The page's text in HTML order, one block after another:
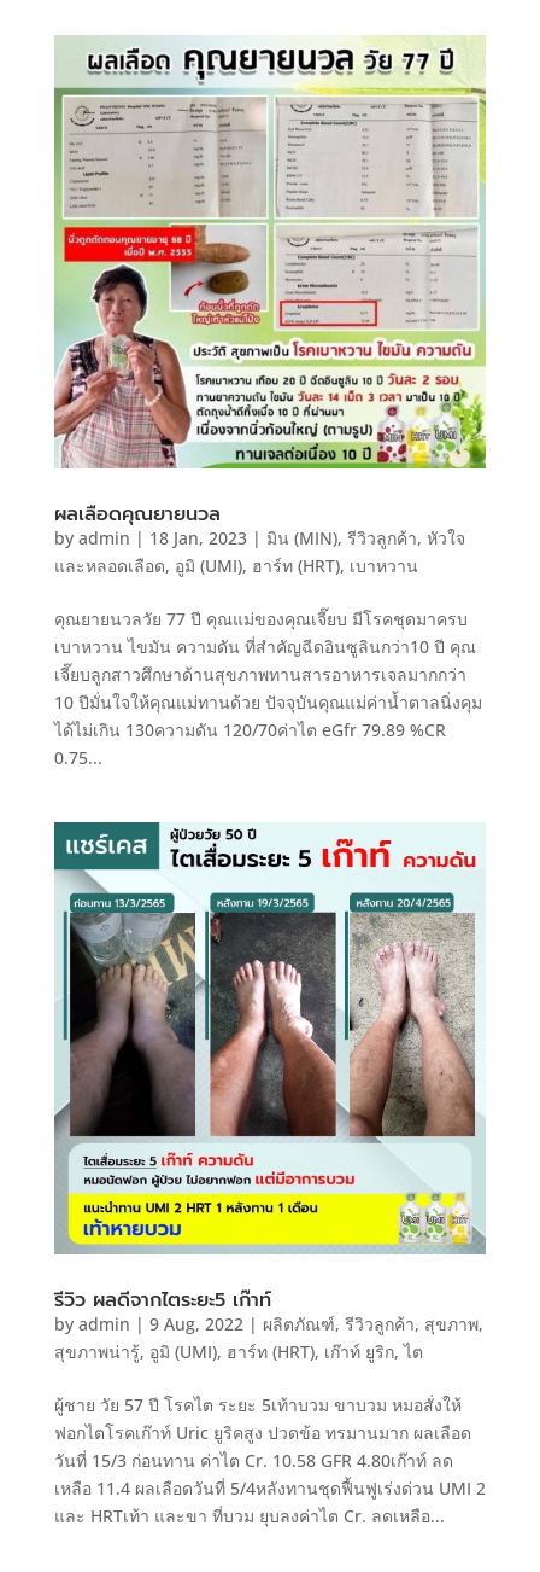
ผลเลือดคุณยายนวล
by admin | 18 Jan, 2023| มิน (MIN), รีวิวลูกค้า, หัวใจ
และหลอดเลือด, อูมิ (UMI), ฮาร์ท (HRT), เบาหวาน
คุณยายนวลวัย 77 ปี คุณแม่ของคุณเจี๊ยบ มีโรคชุดมาครบ
เบาหวาน ไขมัน ความดัน ที่สำคัญฉีดอินซูลินกว่า10 ปี คุณ
เจี๊ยบลูกสาวศึกษาด้านสุขภาพทานสารอาหารเจลมากกว่า
10 ปีมั่นใจให้คุณแม่ทานด้วย ปัจจุบันคุณแม่ค่าน้ำตาลนิ่งคุม
ได้ไม่เกิน 130ความดัน 120/70ค่าไต eGfr 79.89 %CR
0.75...
รีวิว ผลดีจากไตระยะ5 เก๊าท์
by admin | 9 Aug, 2022| ผลิตภัณฑ์, รีวิวลูกค้า, สุขภาพ,
สุขภาพน่ารู้, อูมิ (UMI), ฮาร์ท (HRT), เก๊าท์ ยูริก,ไต
ผู้ชาย วัย 57 ปี โรคไต ระยะ 5เท้าบวม ขาบวม หมอสั่งให้
ฟอกไตโรคเก๊าท์ Uric ยูริคสูง ปวดข้อ ทรมานมาก ผลเลือด
วันที่ 15/3 ก่อนทาน ค่าไต Cr. 10.58 GFR 4.80เก๊าท์ ลด
เหลือ 11.4 ผลเลือดวันที่ 5/4หลังทานชุดฟื้นฟูเร่งด่วน UMI 2
และ HRTเท้า และขา ที่บวม ยุบลงค่าไต Cr. ลดเหลือ...